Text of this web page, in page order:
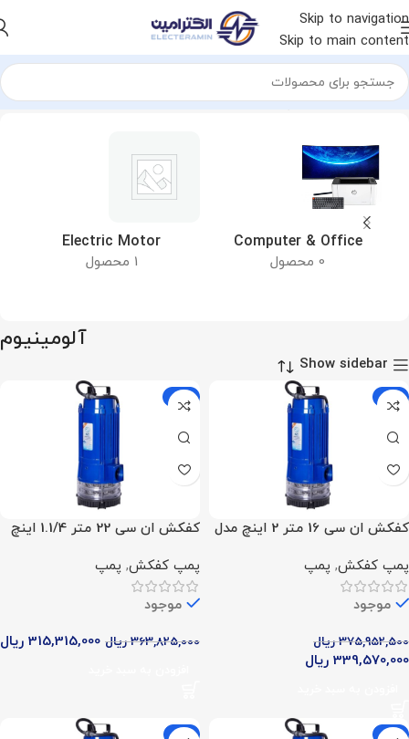
Skip to navigation
Skip to main content
خانه محصول جنس پوسته آلومینیوم
Computer & Office
0 محصول
Electric Motor
1 محصول
آلومینیوم
Show sidebar
-10%
کفکش ان سی 16 متر 2 اینچ مدل
پمپ کفکش, پمپ
موجود
375,952,500 ریال
339,570,000 ریال
-13%
کفکش ان سی 22 متر 1.1/4 اینچ
پمپ کفکش, پمپ
موجود
363,825,000 ریال 315,315,000 ریال
-10%
-12%